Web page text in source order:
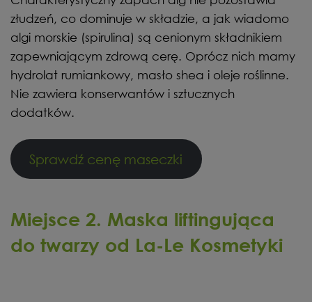
złudzeń, co dominuje w składzie, a jak wiadomo
algi morskie (spirulina) są cenionym składnikiem
zapewniającym zdrową cerę. Oprócz nich mamy
hydrolat rumiankowy, masło shea i oleje roślinne.
Nie zawiera konserwantów i sztucznych
dodatków.
Sprawdź cenę maseczki
Miejsce 2. Maska liftingująca
do twarzy od La-Le Kosmetyki